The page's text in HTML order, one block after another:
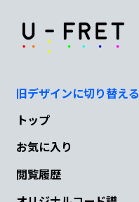
旧デザインに切り替える
トップ
お気に入り
閲覧履歴